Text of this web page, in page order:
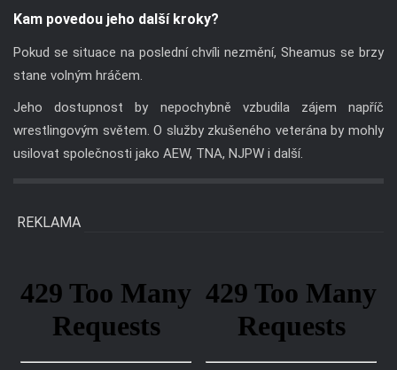
Kam povedou jeho další kroky?
Pokud se situace na poslední chvíli nezmění, Sheamus se brzy
stane volným hráčem.
Jeho dostupnost by nepochybně vzbudila zájem napříč
wrestlingovým světem. O služby zkušeného veterána by mohly
usilovat společnosti jako AEW, TNA, NJPW i další.
REKLAMA